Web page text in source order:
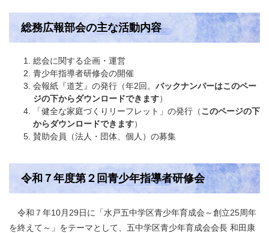
総務広報部会の主な活動内容
総会に関する企画・運営
青少年指導者研修会の開催
会報紙『道芝』の発行（年2回。 バックナンバーはこのペー
ジの下からダウンロードできます）
「健全な家庭づくりリーフレット」の発行（このページの下
からダウンロードできます）
賛助会員（法人・団体、個人）の募集
令和７年度第２回青少年指導者研修会
令和７年10月29日に「水戸五中学区青少年育成会～創立25周年
を終えて～」をテーマとして、五中学区青少年育成会会長 和田康